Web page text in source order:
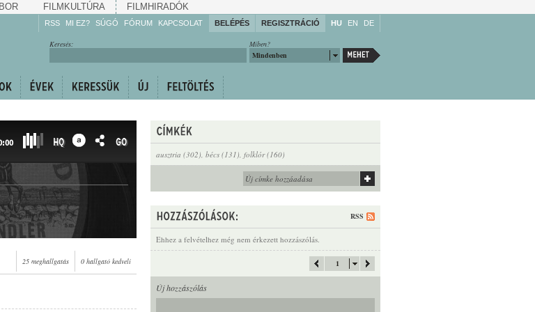
FILMKULTÚRA FILMHIRADÓK
RSS MI EZ? SÚGÓ
Gyarapítsa!
FÓRUM KAPCSOLAT BELÉPÉS REGISZTRÁCIÓ HU EN DE
Miben?
Mindenben
Keresés:
ausztria (302), bécs (131), folklór (160)
RSS
Ehhez a felvételhez még nem érkezett hozzászólás.
1
Új hozzászólás
HQ GO
25 meghallgatás 0 hallgató kedveli